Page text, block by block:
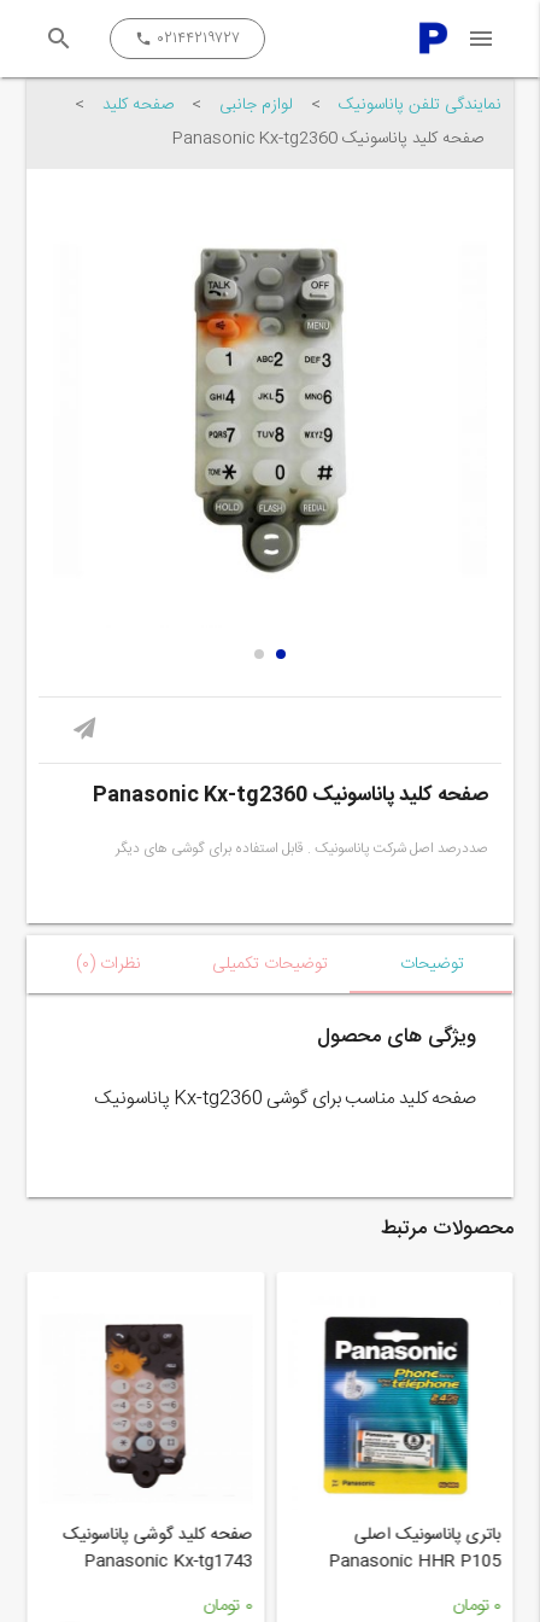
close menu ۰۲۱۴۴۲۱۹۷۲۷ call
search
نمایندگی تلفن پاناسونیک > لوازم جانبی > صفحه کلید
>
صفحه کلید پاناسونیک Panasonic Kx-tg2360
صفحه کلید پاناسونیک Panasonic Kx-tg2360
صددرصد اصل شرکت پاناسونیک . قابل استفاده برای گوشی های دیگر
توضیحات توضیحات تکمیلی نظرات (۰)
ویژگی های محصول
صفحه کلید مناسب برای گوشی Kx-tg2360 پاناسونیک
محصولات مرتبط
باتری پاناسونیک اصلی
Panasonic HHR P105
۰تومان
صفحه کلید گوشی پاناسونیک
Panasonic Kx-tg1743
۰ تومان